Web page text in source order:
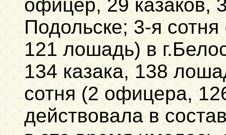
офицер, 29 казаков,
Подольске; 3-я
121 лошадь) в
134 казака, 138
сотня (2 офицера,
действовала в